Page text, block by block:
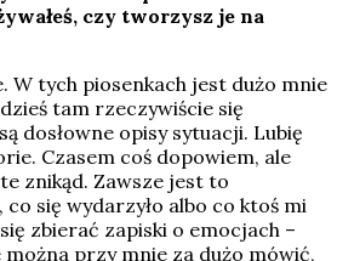
czy tworzysz je na
W tych piosenkach jest dużo mnie
tam rzeczywiście się
dosłowne opisy sytuacji. Lubię
Czasem coś dopowiem, ale
znikąd. Zawsze jest to
się wydarzyło albo co ktoś mi
zbierać zapiski o emocjach –
przy mnie za dużo mówić,